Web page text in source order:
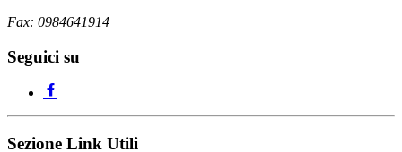
Fax: 0984641914
Seguici su
Sezione Link Utili